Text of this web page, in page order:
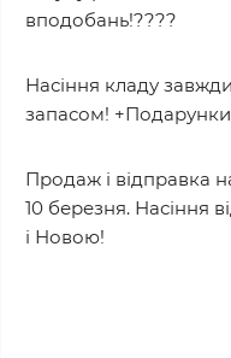
вподобань!????
Насіння кладу
запасом!
Продаж і відправка
10 березня. Насіння
і Новою!